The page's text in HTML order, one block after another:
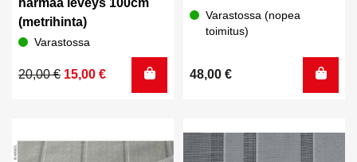
harmaa leveys 100cm
(metrihinta)
Varastossa
20,00€
Alkuperäinen
15,00 €
Nykyinen
Varastossa (nopea
toimitus)
48,00 €